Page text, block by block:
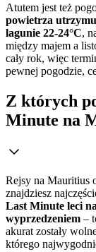
Atutem jest też
powietrza
lagunie 22-24°C,
między majem a
cały rok, więc
pewnej pogodzie,
Z których
Minute na
Rejsy na Mauritius
znajdziesz
Last Minute leci
wyprzedzeniem –
akurat zostały
którego